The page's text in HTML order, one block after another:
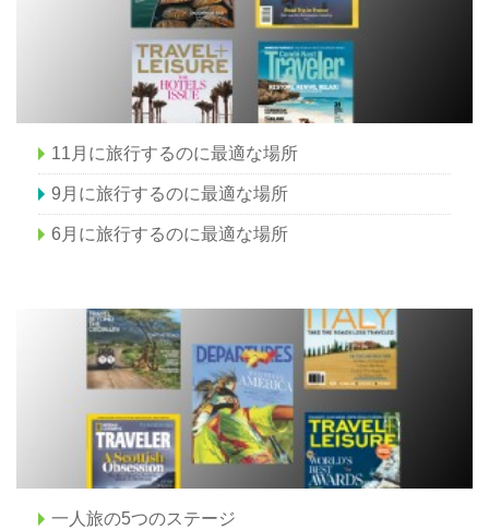
11月に旅行するのに最適な場所
9月に旅行するのに最適な場所
6月に旅行するのに最適な場所
一人旅の5つのステージ